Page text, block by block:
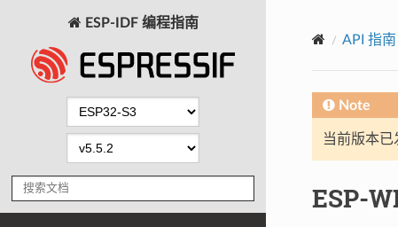
ESP-IDF 编程指南
API 指南
Note
当前版本已
ESP-